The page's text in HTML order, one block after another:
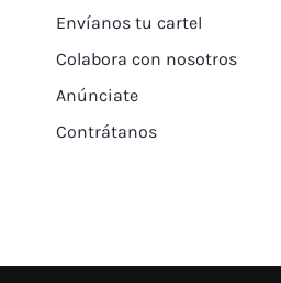
Envíanos tu cartel
Colabora con nosotros
Anúnciate
Contrátanos